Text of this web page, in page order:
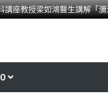
講座教授梁如鴻醫生講解「